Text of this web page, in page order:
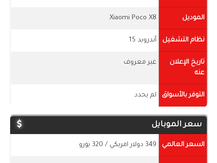
الموديل Xiaomi Poco X8
نظام التشغيل أندرويد 15
تاريخ الإعلان
عنه
غير معروف
التوفر بالأسواق لم يحدد
سعر الموبايل
السعر العالمي 349 دولار امريكي / 320 يورو